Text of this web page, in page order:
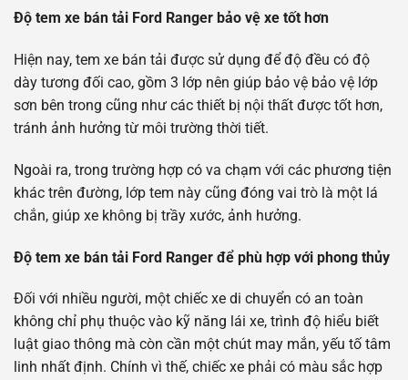
Độ tem xe bán tải Ford Ranger bảo vệ xe tốt hơn
Hiện nay, tem xe bán tải được sử dụng để độ đều có độ
dày tương đối cao, gồm 3 lớp nên giúp bảo vệ bảo vệ lớp
sơn bên trong cũng như các thiết bị nội thất được tốt hơn,
tránh ảnh hưởng từ môi trường thời tiết.
Ngoài ra, trong trường hợp có va chạm với các phương tiện
khác trên đường, lớp tem này cũng đóng vai trò là một lá
chắn, giúp xe không bị trầy xước, ảnh hưởng.
Độ tem xe bán tải Ford Ranger để phù hợp với phong thủy
Đối với nhiều người, một chiếc xe di chuyển có an toàn
không chỉ phụ thuộc vào kỹ năng lái xe, trình độ hiểu biết
luật giao thông mà còn cần một chút may mắn, yếu tố tâm
linh nhất định. Chính vì thế, chiếc xe phải có màu sắc hợp